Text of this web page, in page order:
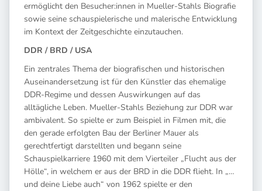
ermöglicht den Besucher:innen in Mueller-Stahls Biografie
sowie seine schauspielerische und malerische Entwicklung
im Kontext der Zeitgeschichte einzutauchen.
DDR / BRD / USA
Ein zentrales Thema der biografischen und historischen
Auseinandersetzung ist für den Künstler das ehemalige
DDR-Regime und dessen Auswirkungen auf das
alltägliche Leben. Mueller-Stahls Beziehung zur DDR war
ambivalent. So spielte er zum Beispiel in Filmen mit, die
den gerade erfolgten Bau der Berliner Mauer als
gerechtfertigt darstellten und begann seine
Schauspielkarriere 1960 mit dem Vierteiler „Flucht aus der
Hölle“, in welchem er aus der BRD in die DDR flieht. In „…
und deine Liebe auch“ von 1962 spielte er den